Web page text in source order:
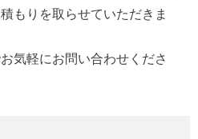
もりを取らせていただきま
気軽にお問い合わせくださ